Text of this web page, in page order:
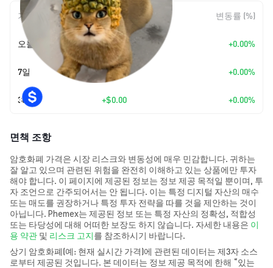
기간 변동 폭 변동률 (%)
오늘 +$0.00 +0.00%
7일 +$0.00 +0.00%
30일 +$0.00 +0.00%
면책 조항
암호화폐 가격은 시장 리스크와 변동성에 매우 민감합니다. 귀하는
잘 알고 있으며 관련된 위험을 완전히 이해하고 있는 상품에만 투자
해야 합니다. 이 페이지에 제공된 정보는 정보 제공 목적일 뿐이며, 투
자 조언으로 간주되어서는 안 됩니다. 이는 특정 디지털 자산의 매수
또는 매도를 권장하거나 특정 투자 전략을 따를 것을 제안하는 것이
아닙니다. Phemex는 제공된 정보 또는 특정 자산의 정확성, 적합성
또는 타당성에 대해 어떠한 보장도 하지 않습니다. 자세한 내용은 이
용 약관 및 리스크 고지를 참조하시기 바랍니다.
상기 암호화폐(예: 현재 실시간 가격)에 관련된 데이터는 제3자 소스
로부터 제공된 것입니다. 본 데이터는 정보 제공 목적에 한해 “있는